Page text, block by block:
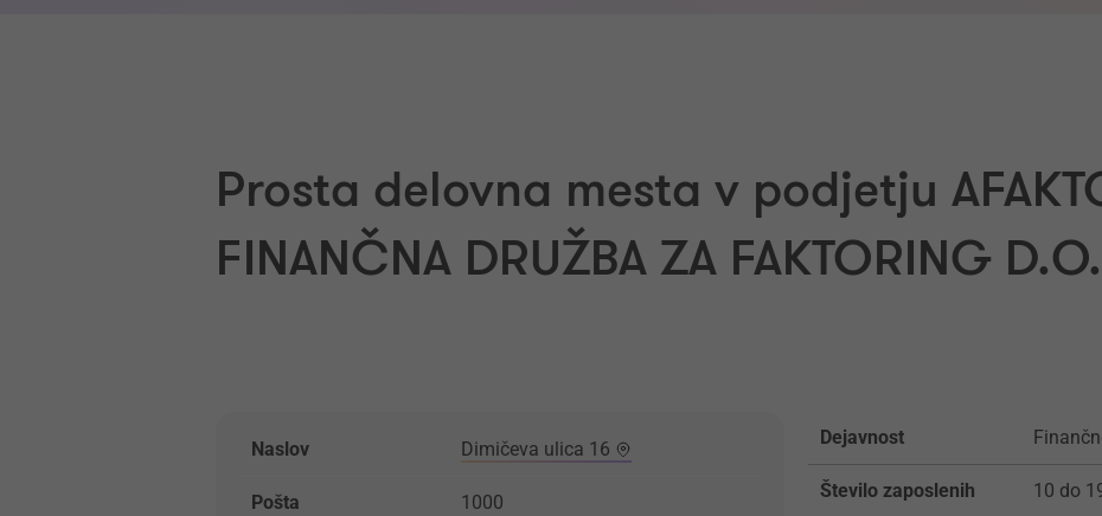
Prosta delovna mesta v podjetju
FINANČNA DRUŽBA ZA FAKTORING
Naslov Dimičeva ulica 16
Pošta 1000
Dejavnost
Število zaposlenih 10 do